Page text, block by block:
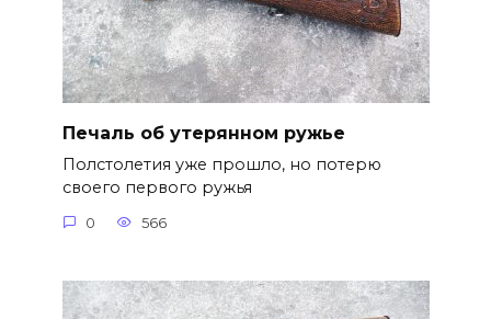
Печаль об утерянном ружье
Полстолетия уже прошло, но потерю
своего первого ружья
0 566